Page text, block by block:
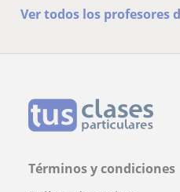
Ver todos los profesores
Términos y condiciones